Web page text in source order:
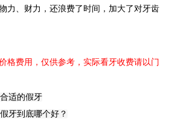
力、财力，还浪费了时间，加大了对牙齿
格费用，仅供参考，实际看牙收费请以门
适的假牙
牙到底哪个好？